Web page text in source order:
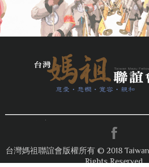
電話：04-26763522
26763305 / E-mail：
地址：437台中市大甲區和平
台灣媽祖聯誼會版權所有 © 2018
Rights Reserved